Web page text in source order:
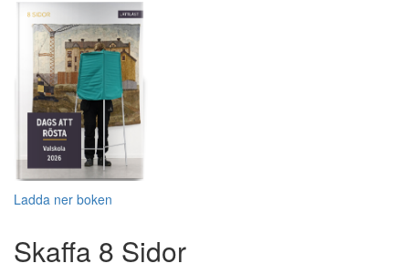
Ladda ner boken
Skaffa 8 Sidor